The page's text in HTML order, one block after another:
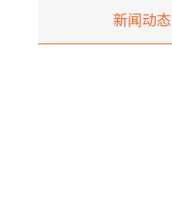
新闻动态